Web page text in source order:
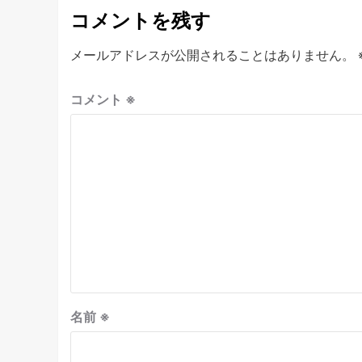
コメントを残す
メールアドレスが公開されることはありません。
コメント ※
名前 ※